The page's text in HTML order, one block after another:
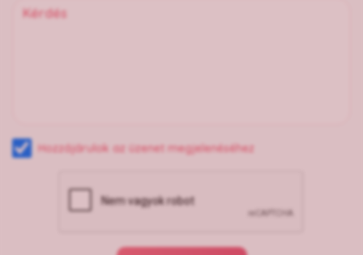
Hozzájárulok az üzenet megjelenéséhez